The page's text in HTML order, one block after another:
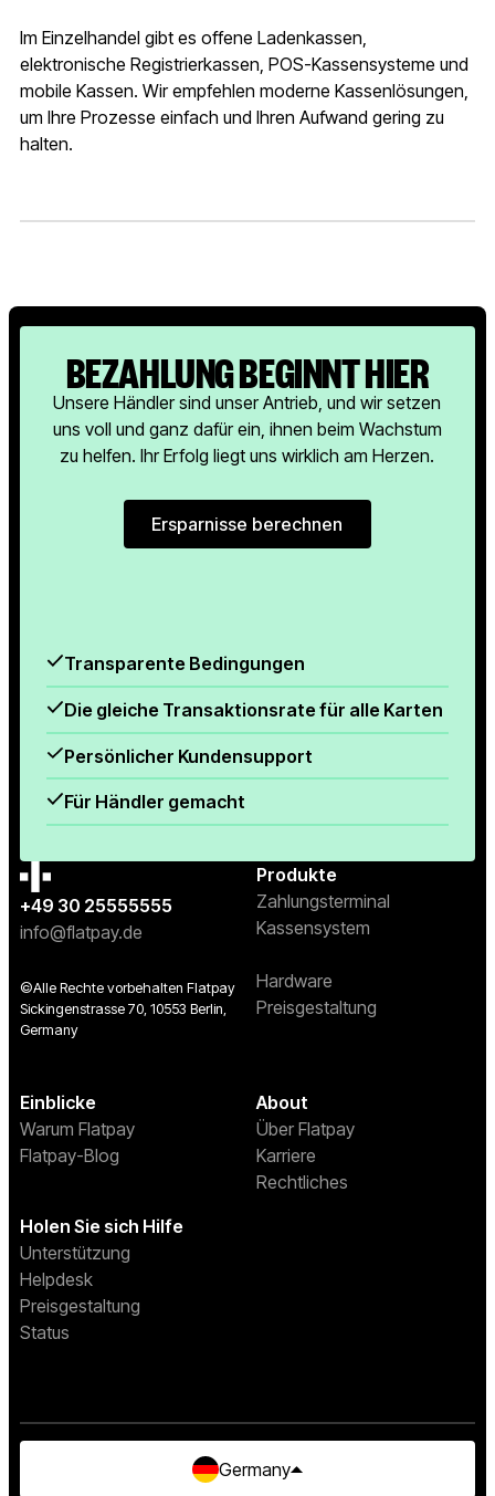
Im Einzelhandel gibt es offene Ladenkassen,
elektronische Registrierkassen, POS-Kassensysteme und
mobile Kassen. Wir empfehlen moderne Kassenlösungen,
um Ihre Prozesse einfach und Ihren Aufwand gering zu
halten.
BEZAHLUNG BEGINNT HIER
Unsere Händler sind unser Antrieb, und wir setzen
uns voll und ganz dafür ein, ihnen beim Wachstum
zu helfen. Ihr Erfolg liegt uns wirklich am Herzen.
Ersparnisse berechnen
Ersparnisse berechnen
Transparente Bedingungen
Die gleiche Transaktionsrate für alle Karten
Persönlicher Kundensupport
Für Händler gemacht
+49 30 25555555
info@flatpay.de
©Alle Rechte vorbehalten Flatpay
Sickingenstrasse 70, 10553 Berlin,
Germany
Produkte
Zahlungsterminal
Kassensystem
Hardware
Preisgestaltung
Einblicke
Warum Flatpay
Flatpay-Blog
About
Über Flatpay
Karriere
Rechtliches
Holen Sie sich Hilfe
Unterstützung
Helpdesk
Preisgestaltung
Status
Germany